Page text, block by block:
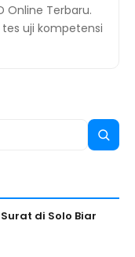
Online Terbaru.
uji kompetensi
Search
di Solo Biar